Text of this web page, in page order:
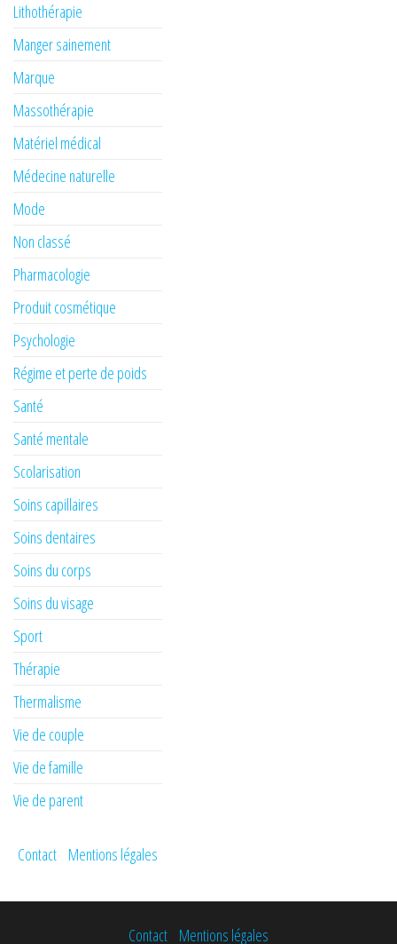
Lithothérapie
Manger sainement
Marque
Massothérapie
Matériel médical
Médecine naturelle
Mode
Non classé
Pharmacologie
Produit cosmétique
Psychologie
Régime et perte de poids
Santé
Santé mentale
Scolarisation
Soins capillaires
Soins dentaires
Soins du corps
Soins du visage
Sport
Thérapie
Thermalisme
Vie de couple
Vie de famille
Vie de parent
Contact Mentions légales
Contact Mentions légales